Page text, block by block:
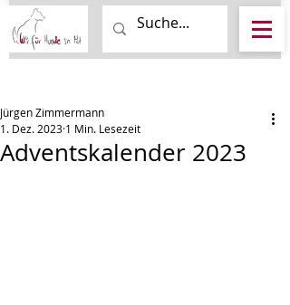
Adventskalender 2023
Jürgen Zimmermann
1. Dez. 2023 1 Min. Lesezeit